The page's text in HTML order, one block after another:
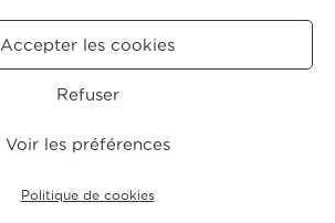
Accepter les cookies
Refuser
Voir les préférences
Politique de cookies